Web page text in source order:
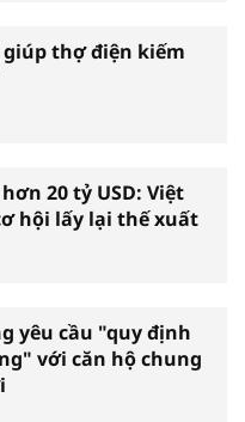
giúp thợ điện kiếm
20 tỷ USD: Việt
hội lấy lại thế xuất
yêu cầu "quy định
với căn hộ chung